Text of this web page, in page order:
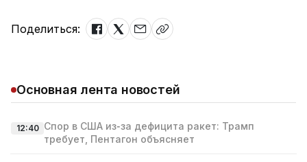
Поделиться:
Основная лента новостей
12:40 Спор в США из‑за дефицита ракет: Трамп
требует, Пентагон объясняет